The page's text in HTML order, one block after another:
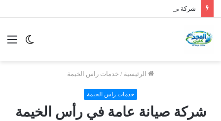
شركة مكافحة الرمة في الورقاء
الوضع
الرئيسية / خدمات راس الخيمة
خدمات راس الخيمة
شركة صيانة عامة في رأس الخيمة